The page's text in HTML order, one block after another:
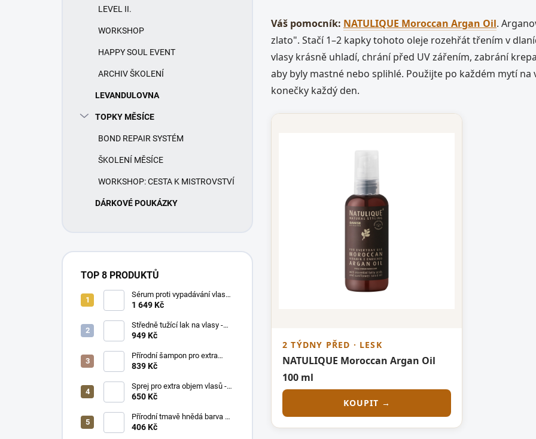
LEVEL II.
WORKSHOP
HAPPY SOUL EVENT
ARCHIV ŠKOLENÍ
LEVANDULOVNA
TOPKY MĚSÍCE
BOND REPAIR SYSTÉM
ŠKOLENÍ MĚSÍCE
WORKSHOP: CESTA K MISTROVSTVÍ
DÁRKOVÉ POUKÁZKY
TOP 8 PRODUKTŮ
Sérum proti vypadávání vlasů -
NATULIQUE Anti-Hair Loss
1 649 Kč
Středně tužící lak na vlasy -
NATULIQUE Medium Hold Hair
949 Kč
Přírodní šampon pro extra
objem - NATULIQUE Volume
839 Kč
Sprej pro extra objem vlasů -
NATURIGIN Thickness
650 Kč
Přírodní tmavě hnědá barva na
vlasy - NATURIGIN Dark
406 Kč
Váš pomocník: NATULIQUE Moroccan Argan Oil.
zlato". Stačí 1–2 kapky tohoto oleje rozehřát třením v
vlasy krásně uhladí, chrání před UV zářením, zabrání
aby byly mastné nebo splihlé. Použijte po každém mytí
konečky každý den.
2 TÝDNY PŘED · LESK
NATULIQUE Moroccan Argan Oil
100 ml
KOUPIT →